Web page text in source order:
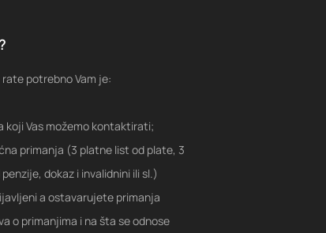
potrebno Vam je:
koji Vas možemo kontaktirati;
primanja (3 platne list od plate, 3
dokaz i invalidnini ili sl.)
a ostavarujete primanja
o primanjima i na šta se odnose